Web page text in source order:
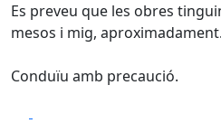
Es preveu que les obres
mesos i mig, aproximadament.
Conduïu amb precaució.